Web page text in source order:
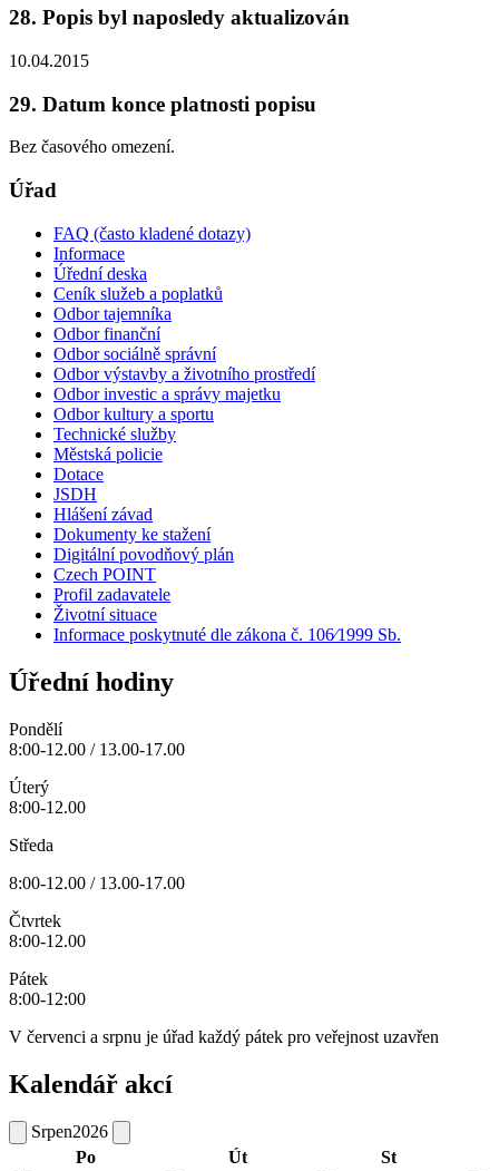
28. Popis byl naposledy aktualizován
10.04.2015
29. Datum konce platnosti popisu
Bez časového omezení.
Úřad
FAQ (často kladené dotazy)
Informace
Úřední deska
Ceník služeb a poplatků
Odbor tajemníka
Odbor finanční
Odbor sociálně správní
Odbor výstavby a životního prostředí
Odbor investic a správy majetku
Odbor kultury a sportu
Technické služby
Městská policie
Dotace
JSDH
Hlášení závad
Dokumenty ke stažení
Digitální povodňový plán
Czech POINT
Profil zadavatele
Životní situace
Informace poskytnuté dle zákona č. 106⁄1999 Sb.
Úřední hodiny
Pondělí
8:00-12.00 / 13.00-17.00
Úterý
8:00-12.00
Středa
8:00-12.00 / 13.00-17.00
Čtvrtek
8:00-12.00
Pátek
8:00-12:00
V červenci a srpnu je úřad každý pátek pro veřejnost uzavřen
Kalendář akcí
Srpen2026
Po
Út
St